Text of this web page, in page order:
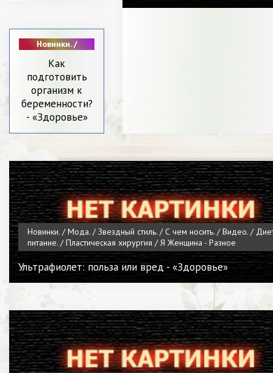
Битва стилистов. /
Я Женщина -
Разное
Новинки. /
питание. /
СТАТЬИ /
Звездный
Пластическая
хирургия /
Мода. / Леди
Разное
Как
подготовить
организм к
беременности?
- «Здоровье»
Новинки. / Мода. / Звездный стиль. / С чем носить. / Видео. /
питание. / Пластическая хирургия / Я Женщина - Разное
Ультрафиолет: польза или вред - «Здоровье»